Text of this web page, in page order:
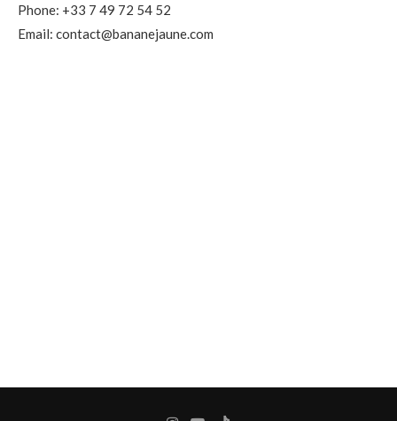
Phone: +33 7 49 72 54 52
Email: contact@bananejaune.com